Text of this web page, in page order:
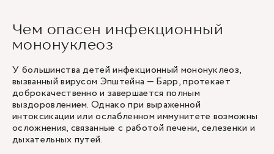
Чем опасен инфекционный
мононуклеоз
У большинства детей инфекционный мононуклеоз,
вызванный вирусом Эпштейна — Барр, протекает
доброкачественно и завершается полным
выздоровлением. Однако при выраженной
интоксикации или ослабленном иммунитете возможны
осложнения, связанные с работой печени, селезенки и
дыхательных путей.